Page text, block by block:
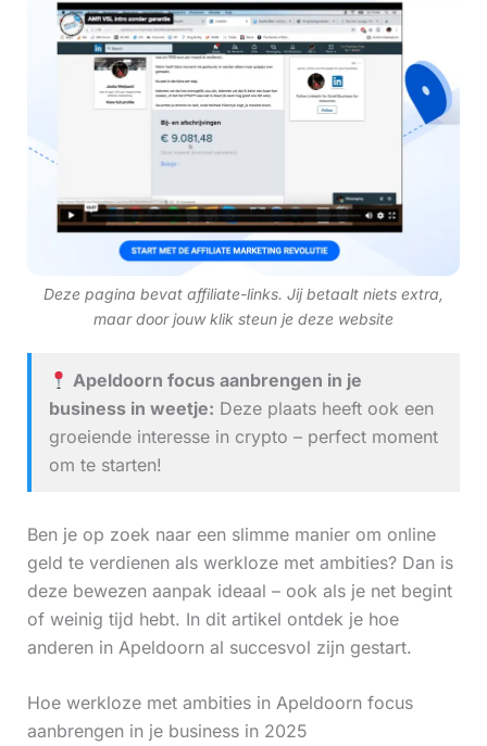
Deze pagina bevat affiliate-links. Jij betaalt niets extra,
maar door jouw klik steun je deze website
Apeldoorn focus aanbrengen in je
business in weetje: Deze plaats heeft ook een
groeiende interesse in crypto – perfect moment
om te starten!
Ben je op zoek naar een slimme manier om online
geld te verdienen als werkloze met ambities? Dan is
deze bewezen aanpak ideaal – ook als je net begint
of weinig tijd hebt. In dit artikel ontdek je hoe
anderen in Apeldoorn al succesvol zijn gestart.
Hoe werkloze met ambities in Apeldoorn focus
aanbrengen in je business in 2025